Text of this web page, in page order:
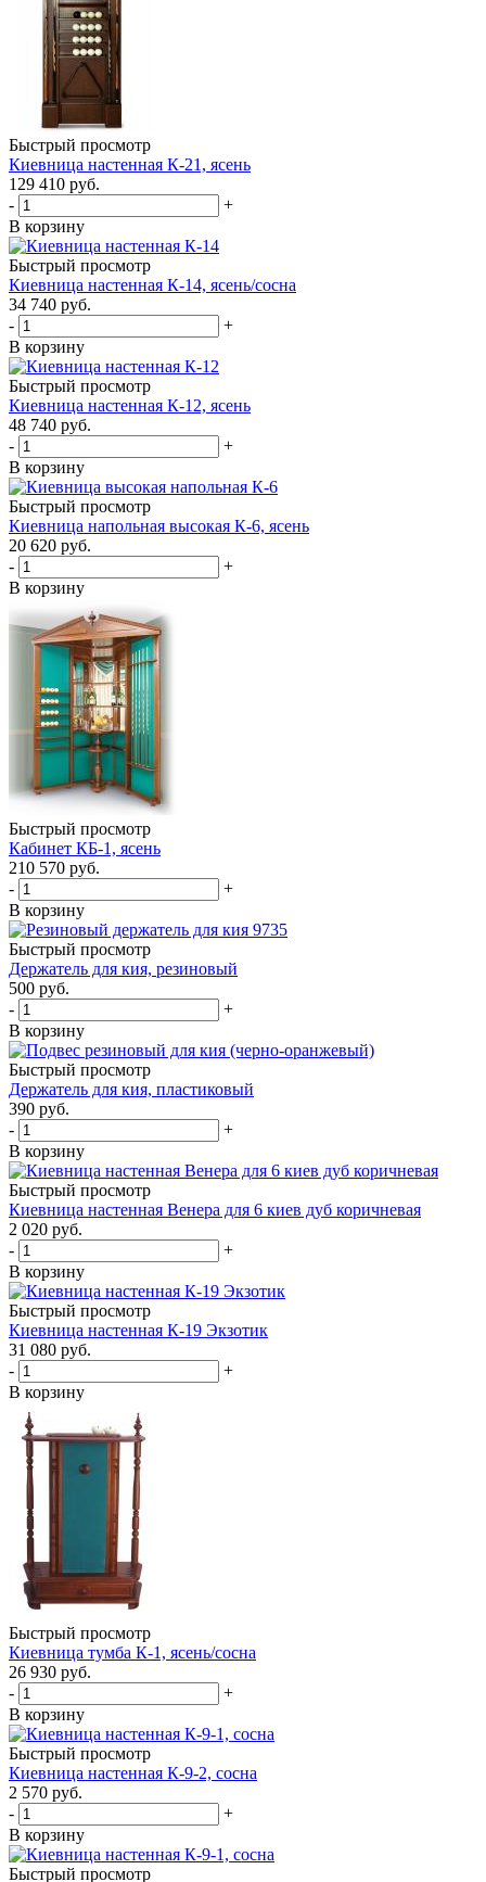
Быстрый просмотр
Киевница настенная К-21, ясень
129 410 руб.
-
+
В корзину
Быстрый просмотр
Киевница настенная К-14, ясень/сосна
34 740 руб.
-
+
В корзину
Быстрый просмотр
Киевница настенная К-12, ясень
48 740 руб.
-
+
В корзину
Быстрый просмотр
Киевница напольная высокая К-6, ясень
20 620 руб.
-
+
В корзину
Быстрый просмотр
Кабинет КБ-1, ясень
210 570 руб.
-
+
В корзину
Быстрый просмотр
Держатель для кия, резиновый
500 руб.
-
+
В корзину
Быстрый просмотр
Держатель для кия, пластиковый
390 руб.
-
+
В корзину
Быстрый просмотр
Киевница настенная Венера для 6 киев дуб коричневая
2 020 руб.
-
+
В корзину
Быстрый просмотр
Киевница настенная К-19 Экзотик
31 080 руб.
-
+
В корзину
Быстрый просмотр
Киевница тумба К-1, ясень/сосна
26 930 руб.
-
+
В корзину
Быстрый просмотр
Киевница настенная К-9-2, сосна
2 570 руб.
-
+
В корзину
Быстрый просмотр